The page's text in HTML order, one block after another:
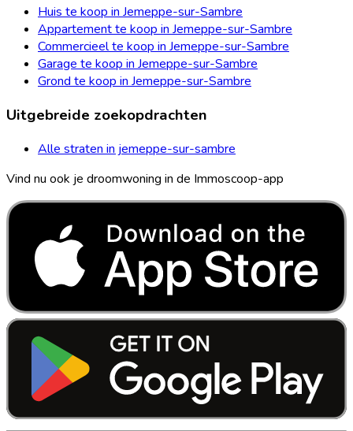
Huis te koop in Jemeppe-sur-Sambre
Appartement te koop in Jemeppe-sur-Sambre
Commercieel te koop in Jemeppe-sur-Sambre
Garage te koop in Jemeppe-sur-Sambre
Grond te koop in Jemeppe-sur-Sambre
Uitgebreide zoekopdrachten
Alle straten in jemeppe-sur-sambre
Vind nu ook je droomwoning in de Immoscoop-app